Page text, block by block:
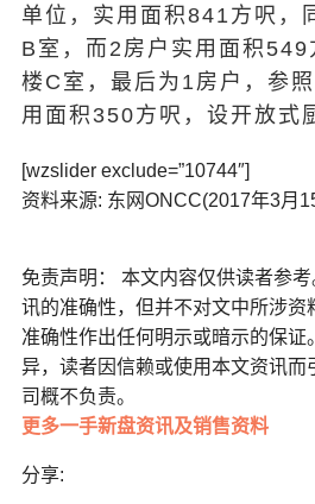
单位，实用面积841方呎，
B室，而2房户实用面积
楼C室，最后为1房户，参
用面积350方呎，设开放式
[wzslider exclude=”10744″]
资料来源: 东网ONCC(2017年3月
免责声明： 本文内容仅供读者参
讯的准确性，但并不对文中所涉资
准确性作出任何明示或暗示的保证
异，读者因信赖或使用本文资讯而
司概不负责。
更多一手新盘资讯及销售资料
分享: